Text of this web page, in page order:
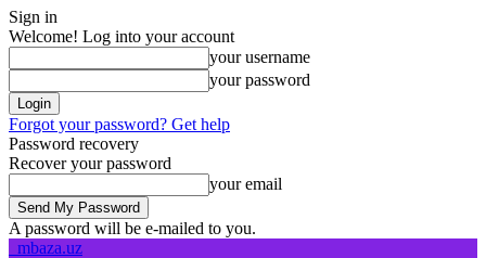
Sign in
Welcome! Log into your account
your username
your password
Forgot your password? Get help
Password recovery
Recover your password
your email
A password will be e-mailed to you.
mbaza.uz